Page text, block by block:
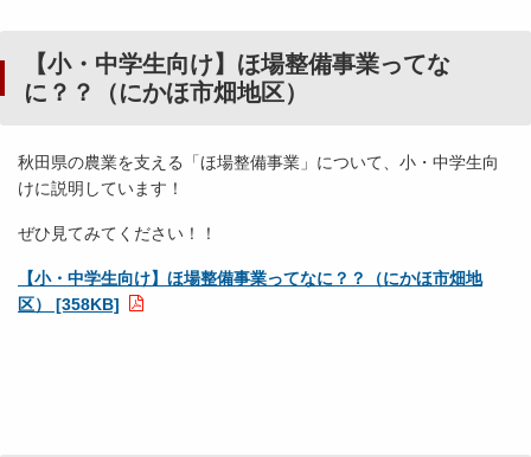
【小・中学生向け】ほ場整備事業ってな
に？？（にかほ市畑地区）
秋田県の農業を支える「ほ場整備事業」について、小・中学生向
けに説明しています！
ぜひ見てみてください！！
【小・中学生向け】ほ場整備事業ってなに？？（にかほ市畑地
区） [358KB]